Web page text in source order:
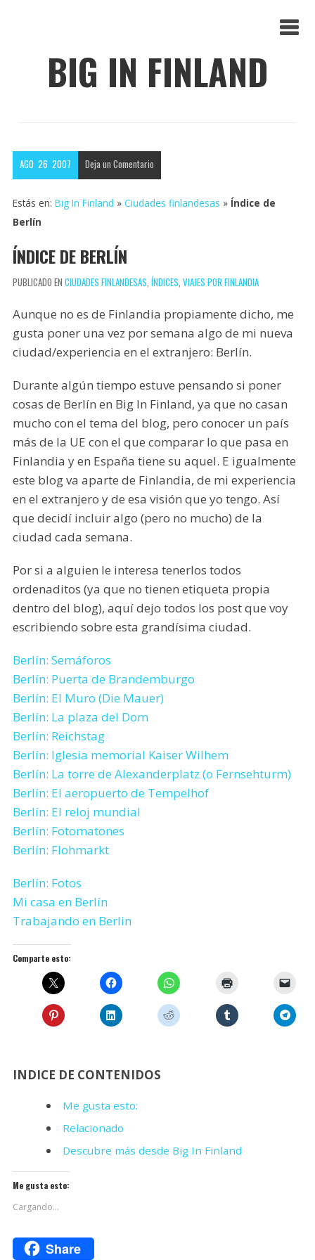
BIG IN FINLAND
AGO 26 2007 Deja un Comentario
Estás en: Big In Finland » Ciudades finlandesas » Índice de
Berlín
ÍNDICE DE BERLÍN
PUBLICADO EN CIUDADES FINLANDESAS ÍNDICES VIAJES POR FINLANDIA
Aunque no es de Finlandia propiamente dicho, me
gusta poner una vez por semana algo de mi nueva
ciudad/experiencia en el extranjero: Berlín.
Durante algún tiempo estuve pensando si poner
cosas de Berlín en Big In Finland, ya que no casan
mucho con el tema del blog, pero conocer un país
más de la UE con el que comparar lo que pasa en
Finlandia y en España tiene su aquel. E igualmente
este blog va aparte de Finlandia, de mi experiencia
en el extranjero y de esa visión que yo tengo. Así
que decidí incluir algo (pero no mucho) de la
ciudad cada semana.
Por si a alguien le interesa tenerlos todos
ordenaditos (ya que no tienen etiqueta propia
dentro del blog), aquí dejo todos los post que voy
escribiendo sobre esta grandísima ciudad.
Berlín: Semáforos
Berlín: Puerta de Brandemburgo
Berlín: El Muro (Die Mauer)
Berlín: La plaza del Dom
Berlín: Reichstag
Berlín: Iglesia memorial Kaiser Wilhem
Berlín: La torre de Alexanderplatz (o Fernsehturm)
Berlín: El aeropuerto de Tempelhof
Berlín: El reloj mundial
Berlín: Fotomatones
Berlín: Flohmarkt
Berlín: Fotos
Mi casa en Berlín
Trabajando en Berlin
Comparte esto:
INDICE DE CONTENIDOS
Me gusta esto:
Relacionado
Descubre más desde Big In Finland
Me gusta esto:
Cargando...
Share